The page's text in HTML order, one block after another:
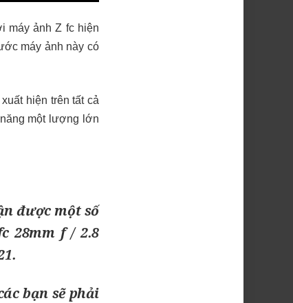
máy ảnh Z fc hiện
máy ảnh này có
hiện trên tất cả
một lượng lớn
được một số
28mm f / 2.8
bạn sẽ phải